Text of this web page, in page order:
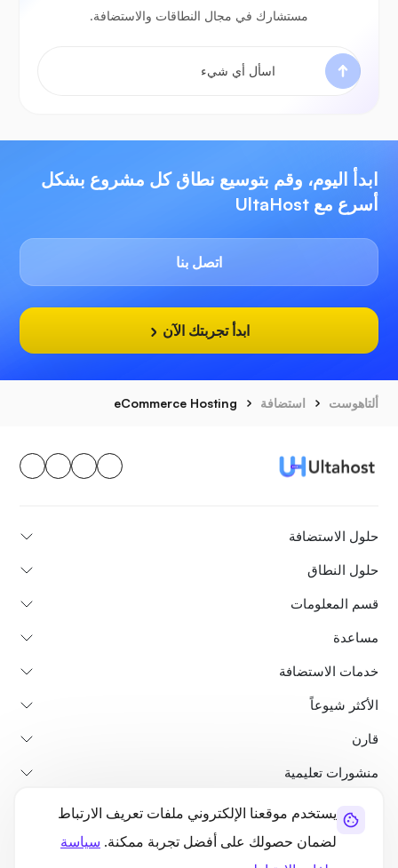
يستخدم موقعنا الإلكتروني ملفات تعريف الارتباط
لضمان حصولك على أفضل تجربة ممكنة. سياسة
مستشارك في مجال النطاقات والاستضافة.
ابدأ اليوم، وقم بتوسيع نطاق كل مشروع بشكل
أسرع مع UltaHost
اتصل بنا
ابدأ تجربتك الآن
ألتاهوست استضافة eCommerce Hosting
حلول الاستضافة
حلول النطاق
قسم المعلومات
مساعدة
خدمات الاستضافة
الأكثر شيوعاً
قارن
منشورات تعليمية
من نحن
خريطة الموقع